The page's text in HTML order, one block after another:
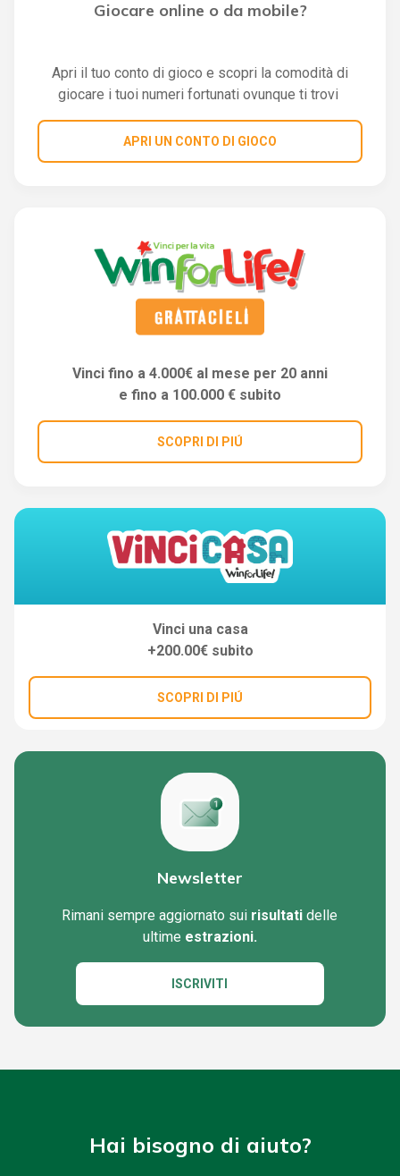
Giocare online o da mobile?
Apri il tuo conto di gioco e scopri la comodità di
giocare i tuoi numeri fortunati ovunque ti trovi
APRI UN CONTO DI GIOCO
Vinci fino a 4.000€ al mese per 20 anni
e fino a 100.000 € subito
SCOPRI DI PIÚ
Vinci una casa
+200.00€ subito
SCOPRI DI PIÚ
Newsletter
Rimani sempre aggiornato sui risultati delle
ultime estrazioni.
ISCRIVITI
Hai bisogno di aiuto?